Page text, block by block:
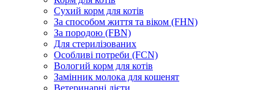
Сухий корм для котів
За способом життя та віком (FHN)
За породою (FBN)
Для стерилізованих
Особливі потреби (FCN)
Вологий корм для котів
Замінник молока для кошенят
Ветеринарні дієти